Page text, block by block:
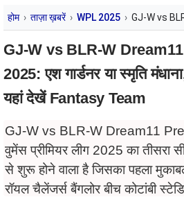
होम ताज़ा ख़बरें WPL 2025 GJ-W vs
GJ-W vs BLR-W
2025: एश गार्डनर या स्मृति
यहां देखें Fantasy Team
GJ-W vs BLR-W Dream11
वुमेंस प्रीमियर लीग 2025 का तीसरा
से शुरू होने वाला है जिसका पहला
रॉयल चैलेंजर्स बैंगलोर बीच कोटांबी